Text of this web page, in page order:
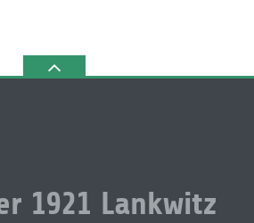
1921 Lankwitz